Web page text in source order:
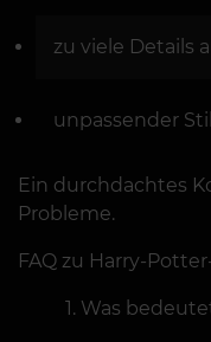
zu viele Details
unpassender
Ein durchdachtes
Probleme.
FAQ zu Harry-
Was